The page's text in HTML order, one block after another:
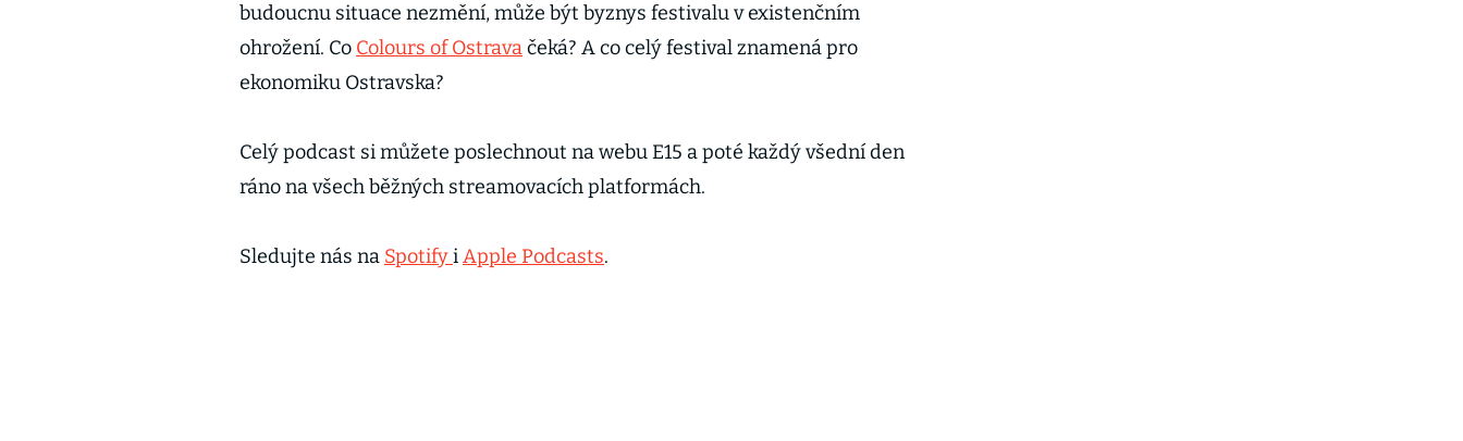
budoucnu situace nezmění, může být byznys festivalu v existenčním
ohrožení. Co Colours of Ostravačeká? A co celý festival znamená pro
ekonomiku Ostravska?
Celý podcast si můžete poslechnout na webu E15 a poté každý všední den
ráno na všech běžných streamovacích platformách.
Sledujte nás na SpotifyiApple Podcasts.